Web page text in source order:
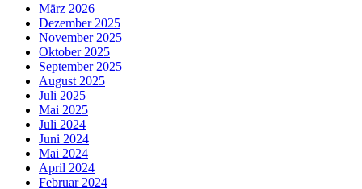
März 2026
Dezember 2025
November 2025
Oktober 2025
September 2025
August 2025
Juli 2025
Mai 2025
Juli 2024
Juni 2024
Mai 2024
April 2024
Februar 2024